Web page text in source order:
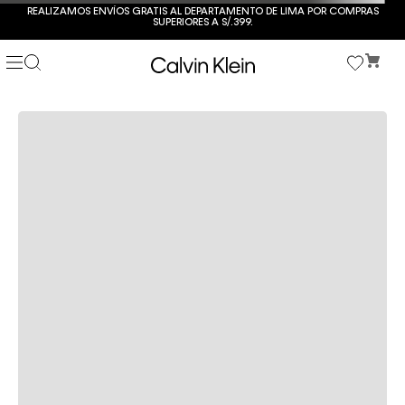
REALIZAMOS ENVÍOS GRATIS AL DEPARTAMENTO DE LIMA POR COMPRAS
SUPERIORES A S/.399.